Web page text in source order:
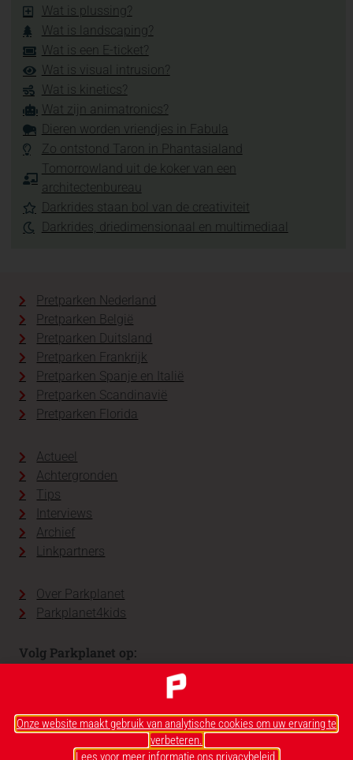
Wat is plussing?
Wat is landscaping?
Wat is een E-ticket?
Wat is visual intrusion?
Wat is kinetics?
Wat zijn animatronics?
Dieren worden vriendjes in Fabula
Zo ontstond Taron in Phantasialand
Tomorrowland uit de koker van een
architectenbureau
Darkrides staan bol van de creativiteit
Darkrides, driedimensionaal en multimediaal
Pretparken Nederland
Pretparken België
Pretparken Duitsland
Pretparken Frankrijk
Pretparken Spanje en Italië
Pretparken Scandinavië
Pretparken Florida
Actueel
Achtergronden
Tips
Interviews
Archief
Linkpartners
Over Parkplanet
Parkplanet4kids
Volg Parkplanet op:
Onze website maakt gebruik van analytische cookies om uw ervaring te
verbeteren.
Lees voor meer informatie ons privacybeleid.